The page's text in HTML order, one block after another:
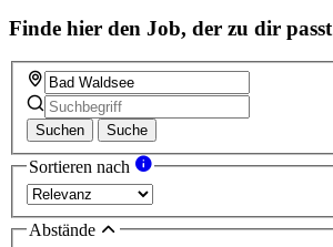
Finde hier den Job, der zu dir passt
Suchen Suche
Sortieren nach
Abstände